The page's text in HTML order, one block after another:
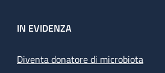
IN EVIDENZA
Diventa donatore di microbiota